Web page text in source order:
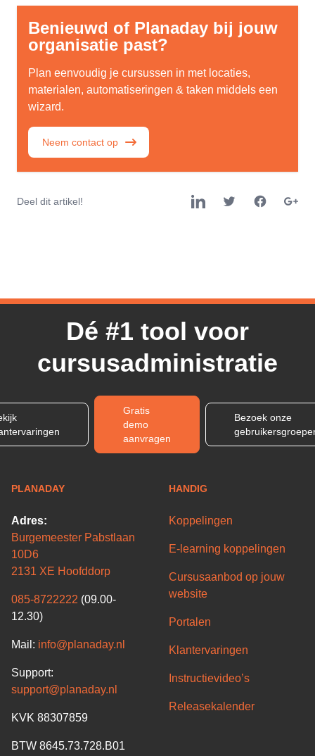
Benieuwd of Planaday bij jouw
organisatie past?
Plan eenvoudig je cursussen in met locaties,
materialen, automatiseringen & taken middels een
wizard.
Neem contact op
Deel dit artikel!
Dé #1 tool voor
cursusadministratie
Gratis
demo
aanvragen
Bezoek onze
PLANADAY
Adres:
Burgemeester Pabstlaan
10D6
2131 XE Hoofddorp
085-8722222 (09.00-
12.30)
Mail: info@planaday.nl
Support:
support@planaday.nl
KVK 88307859
BTW 8645.73.728.B01
HANDIG
Koppelingen
E-learning koppelingen
Cursusaanbod op jouw
website
Portalen
Klantervaringen
Instructievideo’s
Releasekalender